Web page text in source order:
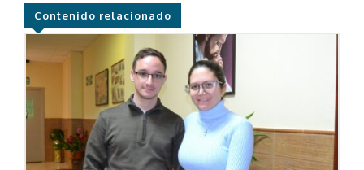
Contenido relacionado